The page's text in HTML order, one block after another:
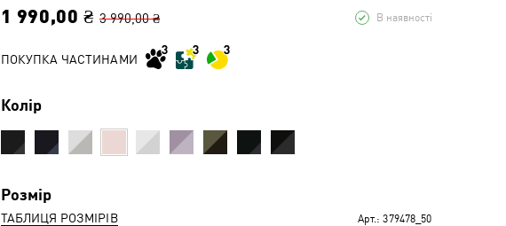
з1 990,00 ₴ 3 990,00 ₴ В наявності
ПОКУПКА ЧАСТИНАМИ
Колір
Розмір
ТАБЛИЦЯ РОЗМІРІВ Арт.: 379478_50